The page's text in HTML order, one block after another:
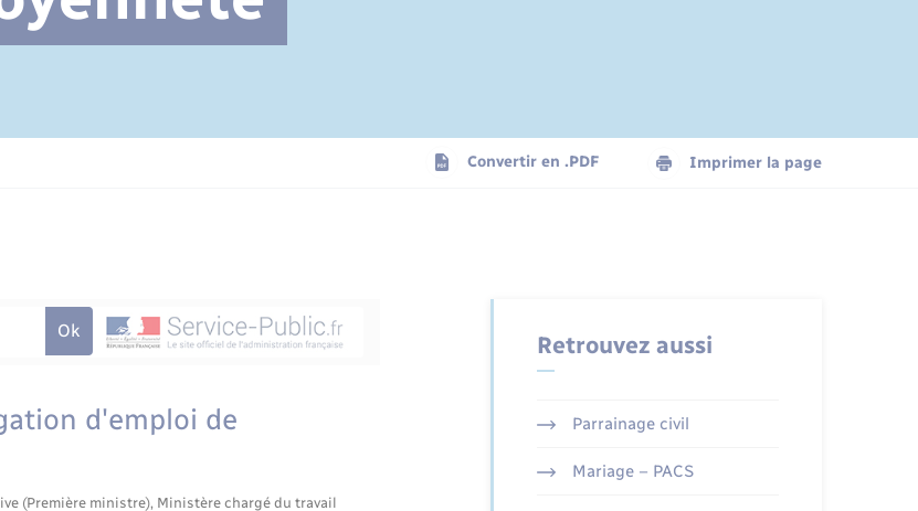
communal
Convertir en .PDF Imprimer la page
d'emploi de
(Première ministre), Ministère chargé du travail
Retrouvez aussi
Parrainage civil
Mariage – PACS